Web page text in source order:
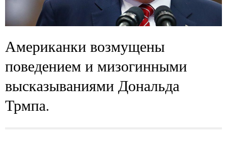
Американки возмущены
поведением и мизогинными
высказываниями Дональда
Трмпа.